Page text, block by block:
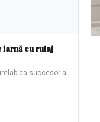
iarnă cu rulaj
ca succesor al